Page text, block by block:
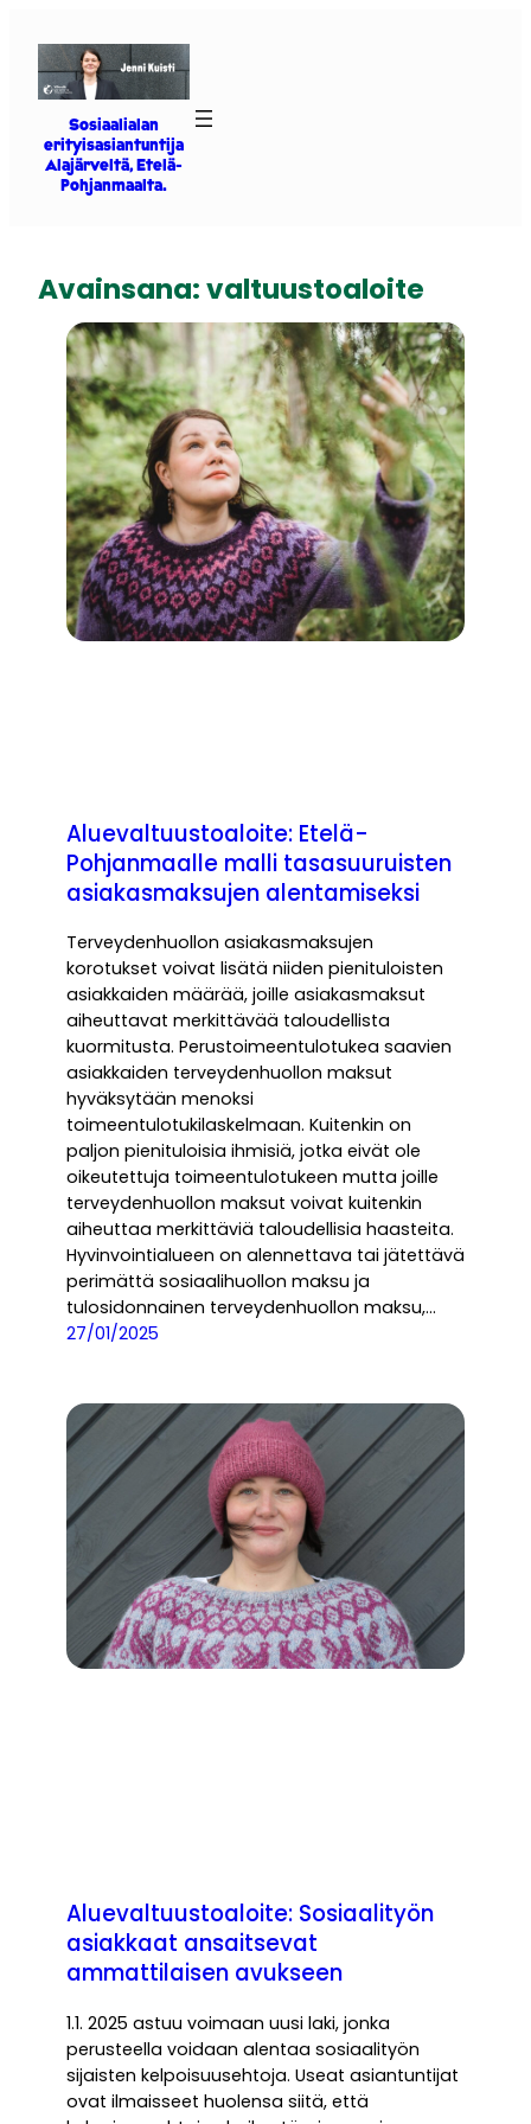
sisältöön
Sosiaalialan
erityisasiantuntija
Alajärveltä, Etelä-
Pohjanmaalta.
Avainsana:valtuustoaloite
Aluevaltuustoaloite: Etelä-
Pohjanmaalle malli tasasuuruisten
asiakasmaksujen alentamiseksi
Terveydenhuollon asiakasmaksujen
korotukset voivat lisätä niiden pienituloisten
asiakkaiden määrää, joille asiakasmaksut
aiheuttavat merkittävää taloudellista
kuormitusta. Perustoimeentulotukea saavien
asiakkaiden terveydenhuollon maksut
hyväksytään menoksi
toimeentulotukilaskelmaan. Kuitenkin on
paljon pienituloisia ihmisiä, jotka eivät ole
oikeutettuja toimeentulotukeen mutta joille
terveydenhuollon maksut voivat kuitenkin
aiheuttaa merkittäviä taloudellisia haasteita.
Hyvinvointialueen on alennettava tai jätettävä
perimättä sosiaalihuollon maksu ja
tulosidonnainen terveydenhuollon maksu,…
27/01/2025
Aluevaltuustoaloite: Sosiaalityön
asiakkaat ansaitsevat
ammattilaisen avukseen
1.1. 2025 astuu voimaan uusi laki, jonka
perusteella voidaan alentaa sosiaalityön
sijaisten kelpoisuusehtoja. Useat asiantuntijat
ovat ilmaisseet huolensa siitä, että